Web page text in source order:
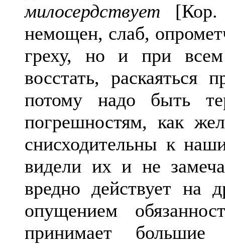
милосердствует [Кор.
немощен, слаб,
греху, но и при
восстать, раскаяться
потому надо быть
погрешностям, как
снисходительны к
видели их и не
вредно действует на
опущением
принимает